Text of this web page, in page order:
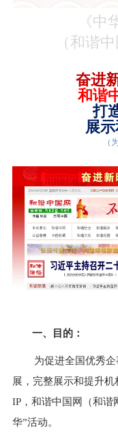
《中
（ 和谐
奋进
和谐
打
展
（
一、目的：
为促进全国优秀
展，完整展示和提升
IP，和谐中国网（和谐
华”活动。